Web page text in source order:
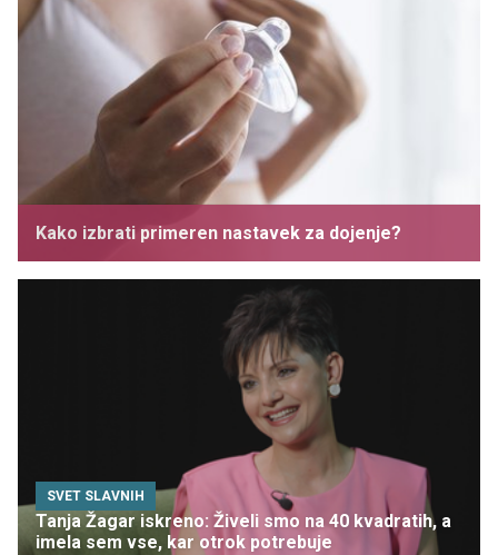
Kako izbrati primeren nastavek za dojenje?
SVET SLAVNIH
Tanja Žagar iskreno: Živeli smo na 40 kvadratih, a
imela sem vse, kar otrok potrebuje